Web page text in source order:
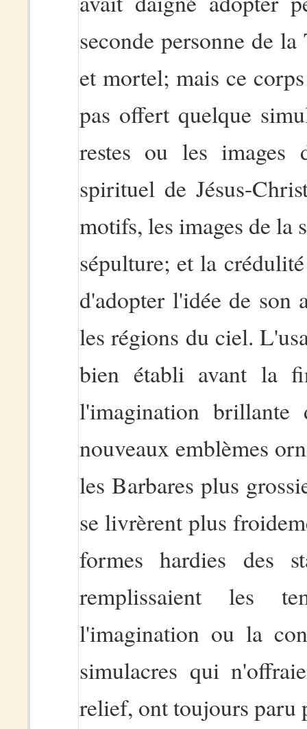
seconde personne de
et mortel; mais ce
pas offert quelque
restes ou les images
spirituel de Jésus-
motifs, les images de la
sépulture; et la
d'adopter l'idée de son
les régions du ciel.
bien établi avant la
l'imagination
nouveaux emblèmes
les Barbares plus
se livrèrent plus
formes hardies des
remplissaient les
l'imagination ou la
simulacres qui
relief, ont toujours paru